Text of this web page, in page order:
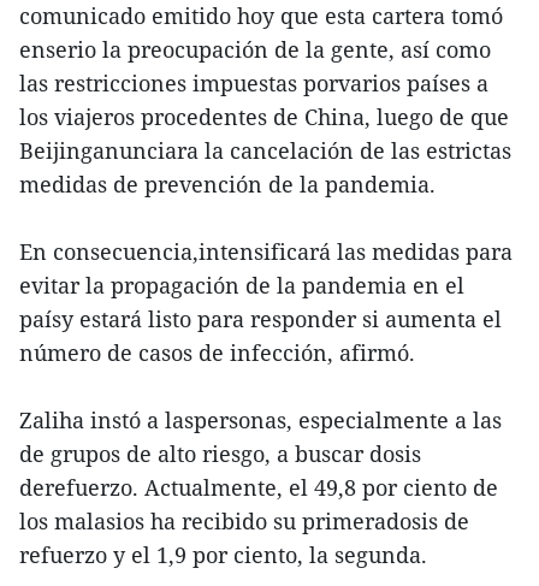
comunicado emitido hoy que esta cartera tomó
enserio la preocupación de la gente, así como
las restricciones impuestas porvarios países a
los viajeros procedentes de China, luego de que
Beijinganunciara la cancelación de las estrictas
medidas de prevención de la pandemia.
En consecuencia,intensificará las medidas para
evitar la propagación de la pandemia en el
paísy estará listo para responder si aumenta el
número de casos de infección, afirmó.
Zaliha instó a laspersonas, especialmente a las
de grupos de alto riesgo, a buscar dosis
derefuerzo. Actualmente, el 49,8 por ciento de
los malasios ha recibido su primeradosis de
refuerzo y el 1,9 por ciento, la segunda.